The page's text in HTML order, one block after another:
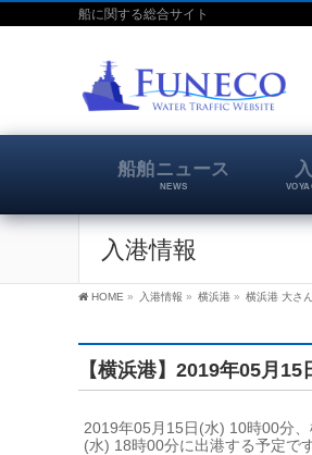
船に関する総合サイト
船舶ニュース
NEWS
入港情報
HOME » 入港情報 » 横浜港 » 横浜港 大さ
【横浜港】2019年05月
2019年05月15日(水) 10時00分
(水) 18時00分に出港する予定です